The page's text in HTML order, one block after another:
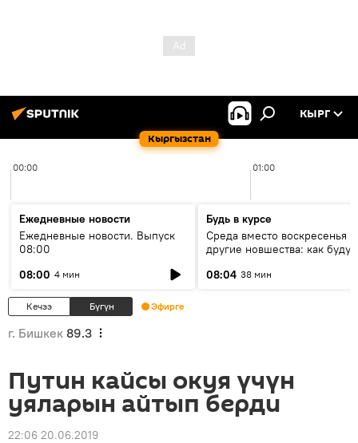
Кыргызстан
КЫРГ
00:00 01:00
Ежедневные новости
Ежедневные новости. Выпуск
08:00
08:00 4 мин
Будь в курсе
Среда вместо воскресенья и
другие новшества: как будут
08:04 38 мин
Кечээ Бүгүн Эфирге
г. Бишкек 89.3
Путин кайсы окуя үчүн
уяларын айтып берди
22:06 20.06.2019